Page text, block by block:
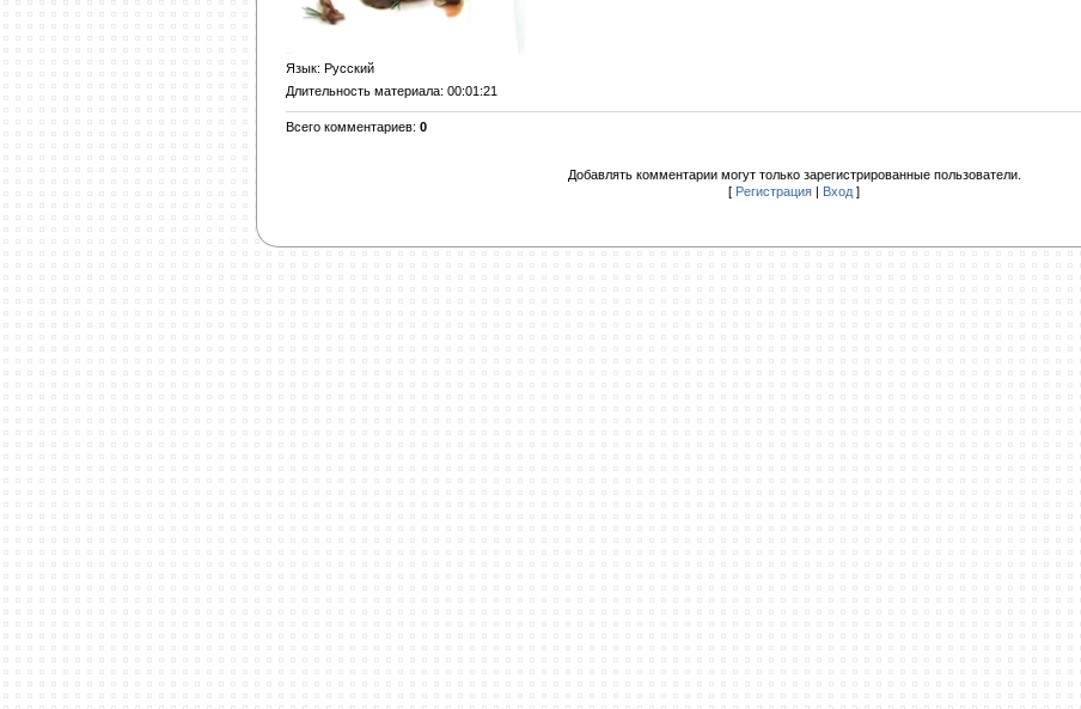
Язык: Русский
Длительность материала: 00:01:21
Всего комментариев: 0
Добавлять комментарии могут только зарегистрированные пользователи.
[ Регистрация | Вход ]